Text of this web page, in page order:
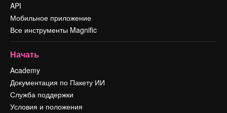
API
Мобильное приложение
Все инструменты Magnific
Начать
Academy
Документация по Пакету ИИ
Служба поддержки
Условия и положения